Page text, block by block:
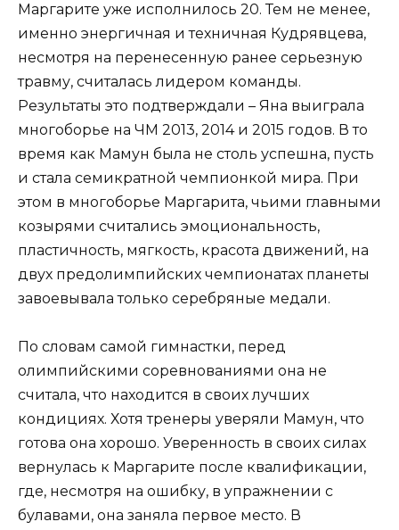
Маргарите уже исполнилось 20. Тем не менее,
именно энергичная и техничная Кудрявцева,
несмотря на перенесенную ранее серьезную
травму, считалась лидером команды.
Результаты это подтверждали – Яна выиграла
многоборье на ЧМ 2013, 2014 и 2015 годов. В то
время как Мамун была не столь успешна, пусть
и стала семикратной чемпионкой мира. При
этом в многоборье Маргарита, чьими главными
козырями считались эмоциональность,
пластичность, мягкость, красота движений, на
двух предолимпийских чемпионатах планеты
завоевывала только серебряные медали.
По словам самой гимнастки, перед
олимпийскими соревнованиями она не
считала, что находится в своих лучших
кондициях. Хотя тренеры уверяли Мамун, что
готова она хорошо. Уверенность в своих силах
вернулась к Маргарите после квалификации,
где, несмотря на ошибку, в упражнении с
булавами, она заняла первое место. В